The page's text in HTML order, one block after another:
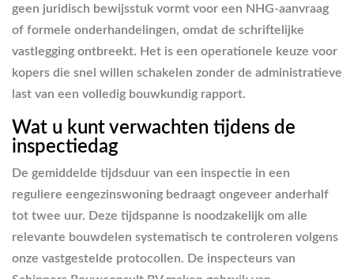
geen juridisch bewijsstuk vormt voor een NHG-aanvraag
of formele onderhandelingen, omdat de schriftelijke
vastlegging ontbreekt. Het is een operationele keuze voor
kopers die snel willen schakelen zonder de administratieve
last van een volledig bouwkundig rapport.
Wat u kunt verwachten tijdens de
inspectiedag
De gemiddelde tijdsduur van een inspectie in een
reguliere eengezinswoning bedraagt ongeveer anderhalf
tot twee uur. Deze tijdspanne is noodzakelijk om alle
relevante bouwdelen systematisch te controleren volgens
onze vastgestelde protocollen. De inspecteurs van